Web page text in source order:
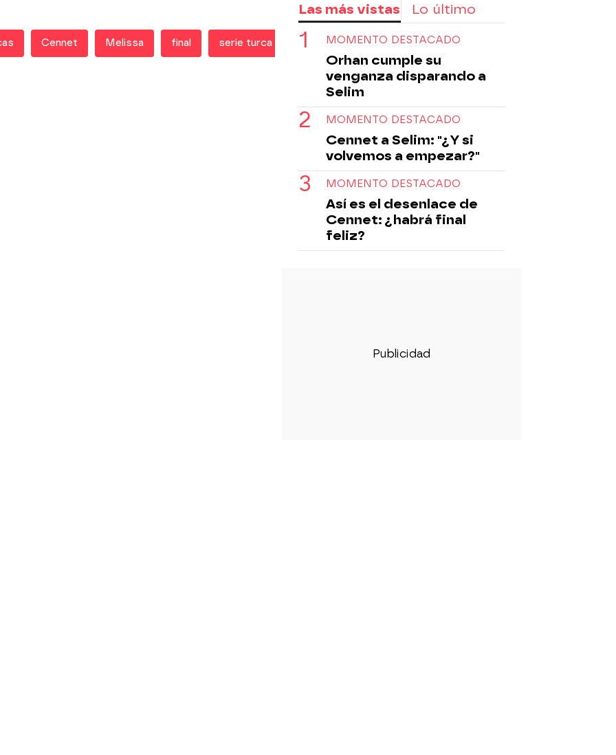
Cennet Melissa final serie turca Series turcas de Nova Serie
Las más vistas Lo último
MOMENTO DESTACADO
Orhan cumple su
venganza disparando a
Selim
MOMENTO DESTACADO
Cennet a Selim: "¿Y si
volvemos a empezar?"
MOMENTO DESTACADO
Así es el desenlace de
Cennet: ¿habrá final
feliz?